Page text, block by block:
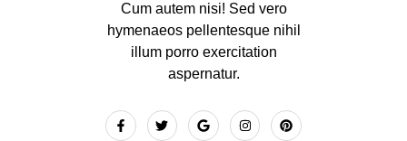
Cum autem nisi! Sed vero
hymenaeos pellentesque nihil
illum porro exercitation
aspernatur.